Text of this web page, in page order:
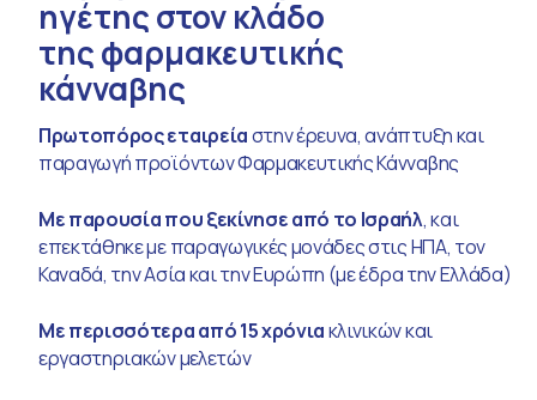
ηγέτης στον κλάδο
της φαρμακευτικής
κάνναβης
Πρωτοπόρος εταιρείαστην έρευνα, ανάπτυξη και
παραγωγή προϊόντων Φαρμακευτικής Κάνναβης
Με παρουσία που ξεκίνησε από το Ισραήλ, και
επεκτάθηκε με παραγωγικές μονάδες στις ΗΠΑ, τον
Καναδά, την Ασία και την Ευρώπη (με έδρα την Ελλάδα)
Με περισσότερα από 15 χρόνιακλινικών και
εργαστηριακών μελετών